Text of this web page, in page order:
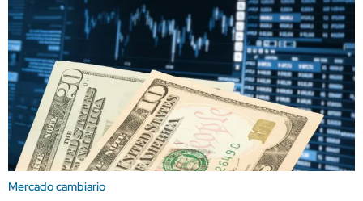
Mercado cambiario